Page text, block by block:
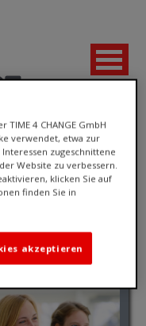
Ansatz
4 CHANGE GmbH
verwendet, etwa zur
zugeschnittene
Website zu verbessern.
klicken Sie auf
finden Sie in
akzeptieren